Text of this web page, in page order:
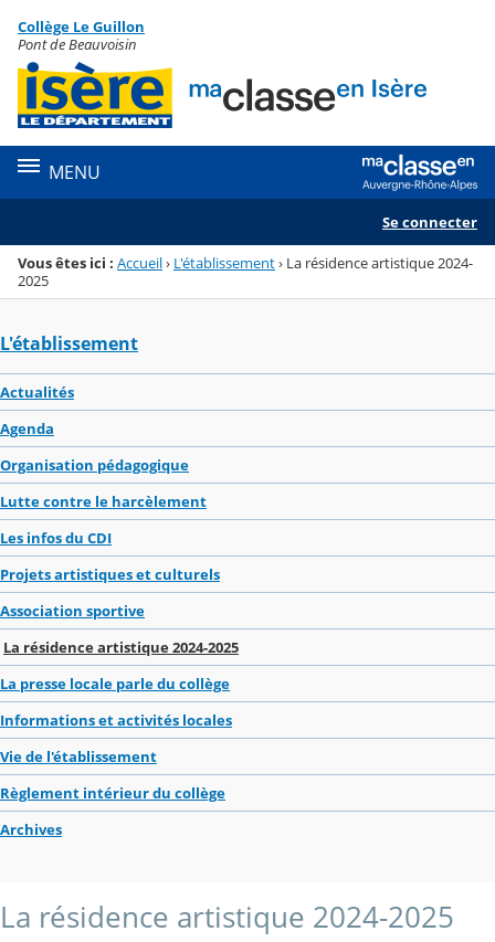
Menu de la rubrique
Contenu
Collège Le Guillon
Pont de Beauvoisin
MENU
Se connecter
Vous êtes ici : Accueil› L'établissement› La résidence artistique 2024-
2025
L'établissement
Actualités
Agenda
Organisation pédagogique
Lutte contre le harcèlement
Les infos du CDI
Projets artistiques et culturels
Association sportive
La résidence artistique 2024-2025
La presse locale parle du collège
Informations et activités locales
Vie de l'établissement
Règlement intérieur du collège
Archives
La résidence artistique 2024-2025